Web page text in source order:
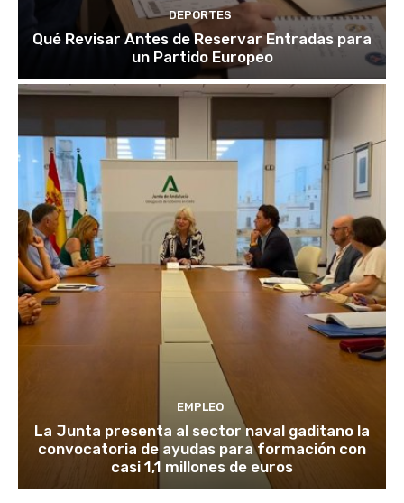
DEPORTES
Qué Revisar Antes de Reservar Entradas para
un Partido Europeo
EMPLEO
La Junta presenta al sector naval gaditano la
convocatoria de ayudas para formación con
casi 1,1 millones de euros